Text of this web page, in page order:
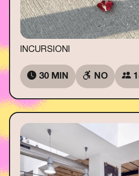
INCURSIONI
30 MIN NO